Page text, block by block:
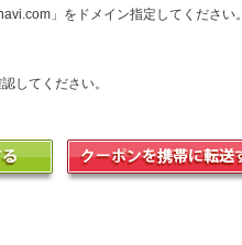
」をドメイン指定してください。
してください。